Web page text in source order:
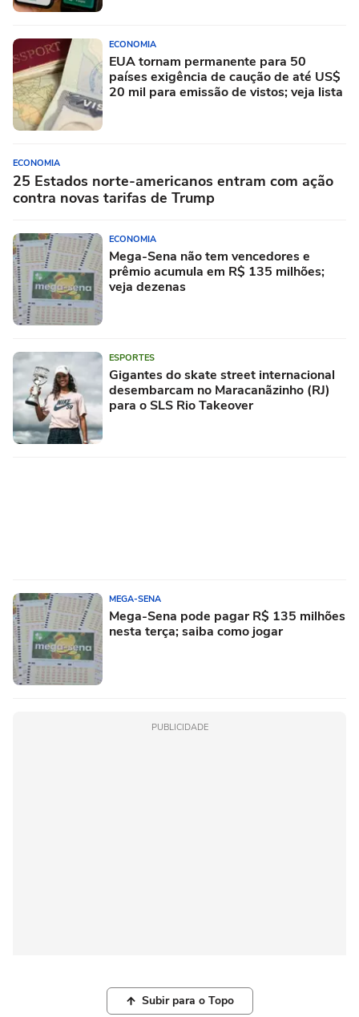
ECONOMIA
EUA tornam permanente para 50
países exigência de caução de até US$
20 mil para emissão de vistos; veja lista
ECONOMIA
25 Estados norte-americanos entram com ação
contra novas tarifas de Trump
ECONOMIA
Mega-Sena não tem vencedores e
prêmio acumula em R$ 135 milhões;
veja dezenas
ESPORTES
Gigantes do skate street internacional
desembarcam no Maracanãzinho (RJ)
para o SLS Rio Takeover
MEGA-SENA
Mega-Sena pode pagar R$ 135 milhões
nesta terça; saiba como jogar
PUBLICIDADE
Subir para o Topo